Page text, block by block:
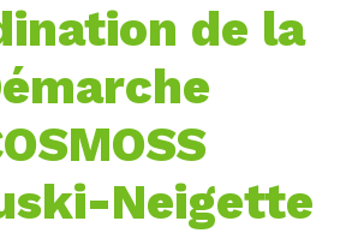
de la
Neigette